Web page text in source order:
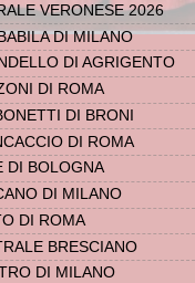
VERONESE 2026
DI MILANO
DI AGRIGENTO
DI ROMA
DI BRONI
DI ROMA
DI BOLOGNA
DI MILANO
DI ROMA
BRESCIANO
DI MILANO